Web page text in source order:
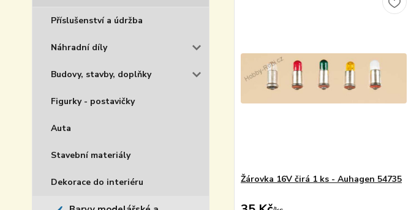
Příslušenství a údržba
Náhradní díly
Budovy, stavby, doplňky
Figurky - postavičky
Auta
Stavební materiály
Dekorace do interiéru Žárovka 16V čirá 1 ks - Auhagen 54735